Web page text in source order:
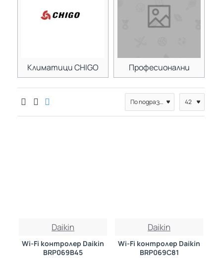
Климатици CHIGO Професионални
Daikin
Wi-Fi контролер Daikin
BRP069B45
Daikin
Wi-Fi контролер Daikin
BRP069C81